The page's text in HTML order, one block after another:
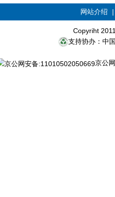
网站介绍
Copyriht
支持协办：中
京公